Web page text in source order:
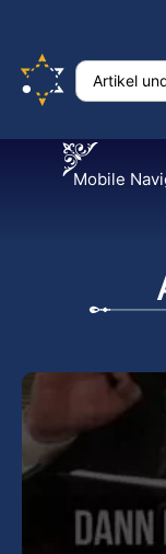
Mobile